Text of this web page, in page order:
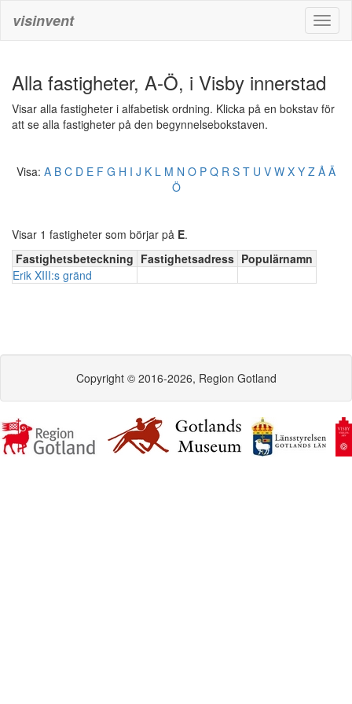
visinvent
Alla fastigheter, A-Ö, i Visby innerstad
Visar alla fastigheter i alfabetisk ordning. Klicka på en bokstav för
att se alla fastigheter på den begynnelsebokstaven.
Visa: A B C D E F G H I J K L M N O P Q R S T U V W X Y Z Å Ä
Ö
Visar 1 fastigheter som börjar på E.
Fastighetsbeteckning Fastighetsadress Populärnamn
Erik XIII:s gränd
Copyright © 2016-2026, Region Gotland